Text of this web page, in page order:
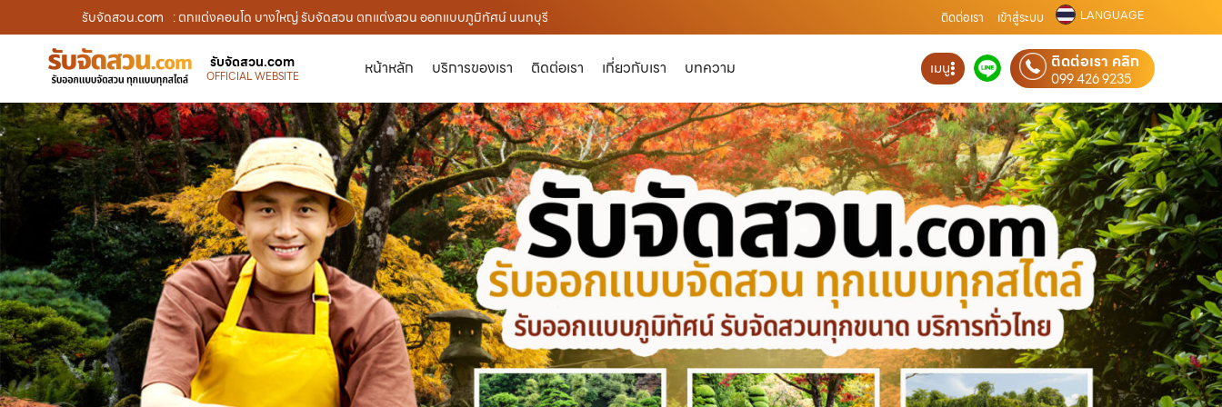
รับจัดสวน.com : ตกแต่งคอนโด บางใหญ่ รับจัดสวน ตกแต่งสวน ออกแบบภูมิทัศน์ นนทบุรี ติดต่อเรา เข้าสู่ระบบ LANGUAGE
รับจัดสวน.com
OFFICIAL WEBSITE หน้าหลัก บริการของเรา ติดต่อเรา เกี่ยวกับเรา บทความ เมนู ติดต่อเรา คลิก
099 426 9235